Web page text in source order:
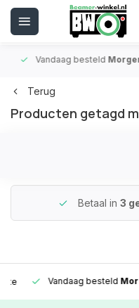
Vandaag besteldMorgen
Terug
Producten getagd
Betaal in 3
Vandaag besteld